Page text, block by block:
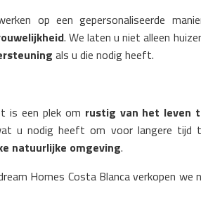
op een gepersonaliseerde
. We laten u niet alleen
als u die nodig heeft.
is een plek om rustig van het leven
u nodig heeft om voor langere tijd
natuurlijke omgeving.
Homes Costa Blanca verkopen